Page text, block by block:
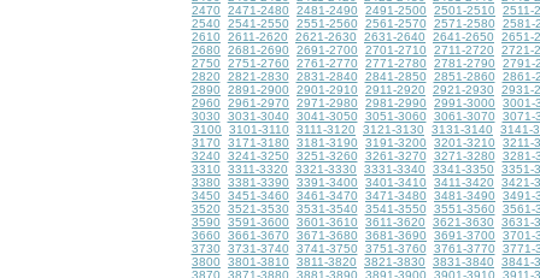
2470
2471-2480 2481-2490 2491-2500 2501-2510
2511-
2540
2541-2550 2551-2560 2561-2570 2571-2580
2581-
2610
2611-2620 2621-2630 2631-2640 2641-2650
2651-
2680
2681-2690 2691-2700 2701-2710 2711-2720
2721-
2750
2751-2760 2761-2770 2771-2780 2781-2790
2791-
2820
2821-2830 2831-2840 2841-2850 2851-2860
2861-
2890
2891-2900 2901-2910 2911-2920 2921-2930
2931-
2960
2961-2970 2971-2980 2981-2990 2991-3000
3001-
3030
3031-3040 3041-3050 3051-3060 3061-3070
3071-
3100
3101-3110 3111-3120 3121-3130 3131-3140
3141-
3170
3171-3180 3181-3190 3191-3200 3201-3210
3211-
3240
3241-3250 3251-3260 3261-3270 3271-3280
3281-
3310
3311-3320 3321-3330 3331-3340 3341-3350
3351-
3380
3381-3390 3391-3400 3401-3410 3411-3420
3421-
3450
3451-3460 3461-3470 3471-3480 3481-3490
3491-
3520
3521-3530 3531-3540 3541-3550 3551-3560
3561-
3590
3591-3600 3601-3610 3611-3620 3621-3630
3631-
3660
3661-3670 3671-3680 3681-3690 3691-3700
3701-
3730
3731-3740 3741-3750 3751-3760 3761-3770
3771-
3800
3801-3810 3811-3820 3821-3830 3831-3840
3841-
3870
3871-3880 3881-3890 3891-3900 3901-3910
3911-